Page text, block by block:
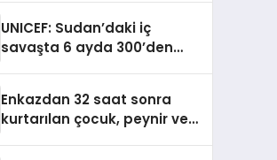
UNICEF: Sudan’daki iç
savaşta 6 ayda 300’den
Enkazdan 32 saat sonra
kurtarılan çocuk, peynir ve